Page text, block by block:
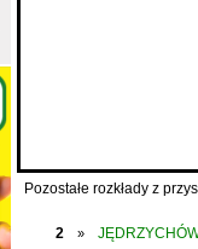
Pozostałe rozkłady z
2 »